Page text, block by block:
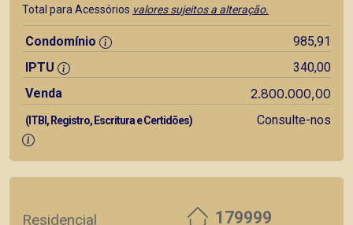
Total para Acessórios valores sujeitos a alteração.
Condomínio
985,91
IPTU
340,00
Venda
2.800.000,00
(ITBI, Registro, Escritura e Certidões) Consulte-nos
Residencial 179999